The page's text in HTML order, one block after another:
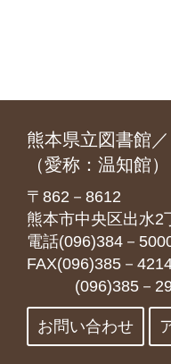
熊本県立図書館
（愛称：温知館）
〒862－8612
熊本市中央区出水2
電話(096)384－
FAX(096)385－
(096)385－
お問い合わせ